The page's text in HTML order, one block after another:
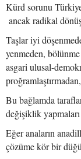
Kürd sorunu
ancak radikal
Taşlar iyi
yenmeden,
asgari ulusal-
Bu bağlamda
değişiklik
Eğer anaların
çözüme kör bir